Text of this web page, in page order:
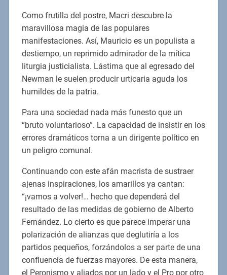
Como frutilla del postre, Macri descubre la
maravillosa magia de las populares
manifestaciones. Así, Mauricio es un populista a
destiempo, un reprimido admirador de la mítica
liturgia justicialista. Lástima que al egresado del
Newman le suelen producir urticaria aguda los
humildes de la patria.
Para una sociedad nada más funesto que un
“bruto voluntarioso”. La capacidad de insistir en los
errores dramáticos torna a un dirigente político en
un peligro comunal.
Continuando con este afán macrista de sustraer
ajenas inspiraciones, los amarillos ya cantan:
“¡vamos a volver!… hecho que dependerá del
resultado de las medidas de gobierno de Alberto
Fernández. Lo cierto es que parece imperar una
polarización de alianzas que deglutiría a los
partidos pequeños, forzándolos a ser parte de una
confluencia de fuerzas mayores. De esta manera,
el Peronismo y aliados por un lado y el Pro por otro